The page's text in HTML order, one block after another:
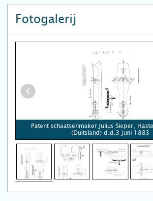
Fotogalerij
Patent schaatsenmaker Julius Sieper,
(Duitsland) d.d.3 juni 1883